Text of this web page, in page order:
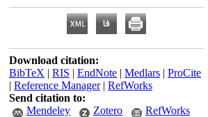
Download citation:
BibTeX | RIS | EndNote | Medlars | ProCite
| Reference Manager| RefWorks
Send citation to:
Mendeley
Zotero RefWorks